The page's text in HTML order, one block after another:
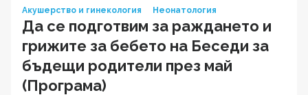
Акушерство и гинекология
Неонатология
Да се подготвим за раждането и
грижите за бебето на Беседи за
бъдещи родители през май
(Програма)